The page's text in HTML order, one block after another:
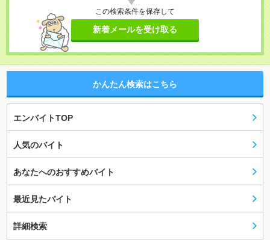
この検索条件を保存して
新着メールを受け取る
かんたん検索はこちら
エンバイトTOP
人気のバイト
あなたへのおすすめバイト
最近見たバイト
詳細検索